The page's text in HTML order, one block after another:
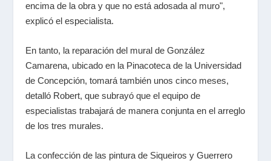
encima de la obra y que no está adosada al muro",
explicó el especialista.
En tanto, la reparación del mural de González
Camarena, ubicado en la Pinacoteca de la Universidad
de Concepción, tomará también unos cinco meses,
detalló Robert, que subrayó que el equipo de
especialistas trabajará de manera conjunta en el arreglo
de los tres murales.
La confección de las pintura de Siqueiros y Guerrero